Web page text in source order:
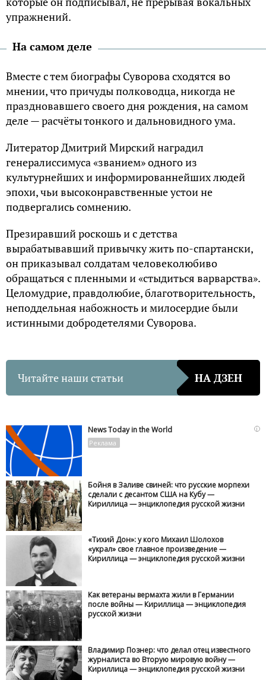
упражнений.
На самом деле
Вместе с тем биографы Суворова сходятся во
мнении, что причуды полководца, никогда не
праздновавшего своего дня рождения, на самом
деле — расчёты тонкого и дальновидного ума.
Литератор Дмитрий Мирский наградил
генералиссимуса «званием» одного из
культурнейших и информированнейших людей
эпохи, чьи высоконравственные устои не
подвергались сомнению.
Презиравший роскошь и с детства
вырабатывавший привычку жить по-спартански,
он приказывал солдатам человеколюбиво
обращаться с пленными и «стыдиться варварства».
Целомудрие, правдолюбие, благотворительность,
неподдельная набожность и милосердие были
истинными добродетелями Суворова.
Читайте наши статьи НА ДЗЕН
i
News Today in the World
Бойня в Заливе свиней: что русские морпехи
сделали с десантом США на Кубу —
Кириллица — энциклопедия русской жизни
«Тихий Дон»: у кого Михаил Шолохов
«украл» свое главное произведение —
Кириллица — энциклопедия русской жизни
Как ветераны вермахта жили в Германии
после войны — Кириллица — энциклопедия
русской жизни
Владимир Познер: что делал отец известного
журналиста во Вторую мировую войну —
Кириллица — энциклопедия русской жизни